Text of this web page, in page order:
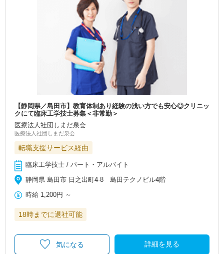
【静岡県／島田市】教育体制あり経験の浅い方でも安心◎クリニッ
クにて臨床工学技士募集＜非常勤＞
医療法人社団しまだ泉会
医療法人社団しまだ泉会
転職支援サービス経由
臨床工学技士 / パート・アルバイト
静岡県 島田市 日之出町4-8 島田テクノビル4階
時給 1,200円 ～
18時までに退社可能
詳細を見る
気になる